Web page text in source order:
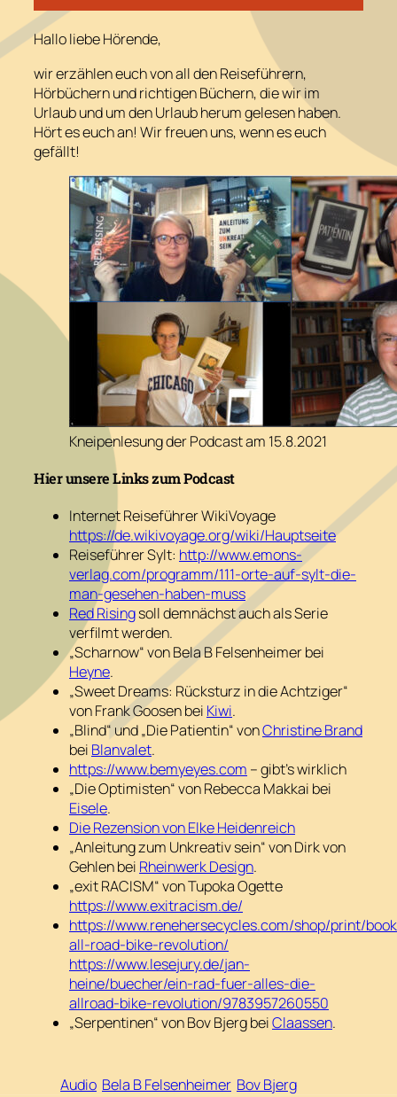
Hallo liebe Hörende,
wir erzählen euch von all den Reiseführern,
Hörbüchern und richtigen Büchern, die wir im
Urlaub und um den Urlaub herum gelesen haben.
Hört es euch an! Wir freuen uns, wenn es euch
gefällt!
Kneipenlesung der Podcast am 15.8.2021
Hier unsere Links zum Podcast
Internet Reiseführer WikiVoyage
https://de.wikivoyage.org/wiki/Hauptseite
Reiseführer Sylt: http://www.emons-
verlag.com/programm/111-orte-auf-sylt-die-
man-gesehen-haben-muss
Red Risingsoll demnächst auch als Serie
verfilmt werden.
„Scharnow“ von Bela B Felsenheimer bei
Heyne.
„Sweet Dreams: Rücksturz in die Achtziger“
von Frank Goosen bei Kiwi.
„Blind“ und „Die Patientin“ vonChristine Brand
bei Blanvalet.
https://www.bemyeyes.com – gibt’s wirklich
„Die Optimisten“ von Rebecca Makkai bei
Eisele.
Die Rezension von Elke Heidenreich
„Anleitung zum Unkreativ sein“ von Dirk von
Gehlen bei Rheinwerk Design.
„exit RACISM“ von Tupoka Ogette
https://www.exitracism.de/
https://www.renehersecycles.com/shop/print/
all-road-bike-revolution/
https://www.lesejury.de/jan-
heine/buecher/ein-rad-fuer-alles-die-
allroad-bike-revolution/9783957260550
„Serpentinen“ von Bov Bjerg beiClaassen.
Audio Bela B Felsenheimer Bov Bjerg